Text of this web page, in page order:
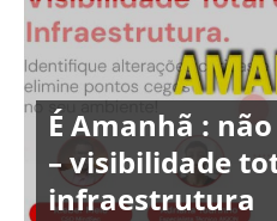
É Amanhã :
– visibilidade
infraestrutura